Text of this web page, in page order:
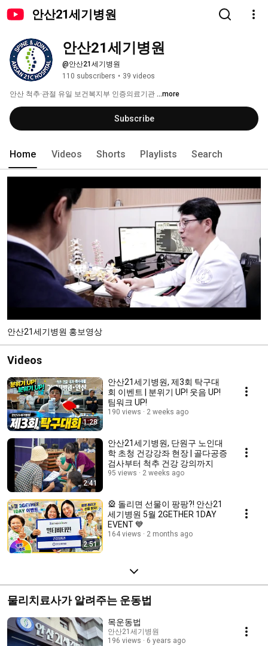
안산21세기병원
안산21세기병원
@안산21세기병원
110 subscribers • 39 videos
안산 척추·관절 유일 보건복지부 인증의료기관 ...more
Subscribe
Home Videos Shorts Playlists Search
안산21세기병원 홍보영상
Videos
1:28
안산21세기병원, 제3회 탁구대
회 이벤트 | 분위기 UP! 웃음 UP!
팀워크 UP!
190 views 2 weeks ago
2:41
안산21세기병원, 단원구 노인대
학 초청 건강강좌 현장 | 골다공증
검사부터 척추 건강 강의까지
95 views 2 weeks ago
2:51
🎡 돌리면 선물이 팡팡?! 안산21
세기병원 5월 2GETHER 1DAY
EVENT 💙
164 views 2 months ago
물리치료사가 알려주는 운동법
목운동법
안산21세기병원
196 views
6 years ago